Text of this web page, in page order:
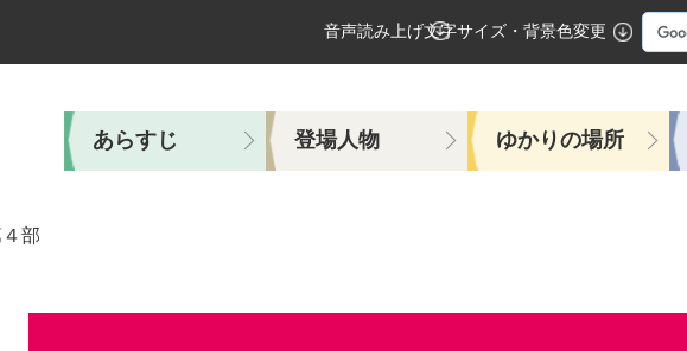
音声読み上げ文字サイズ・背景色変更
o
g
e
検
あらすじ 登場人物 ゆかりの場所
部